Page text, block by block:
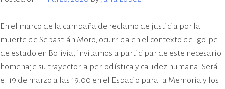
al
que
reivindicó
el
genocidio
En el marco de la campaña de reclamo de justicia por la
muerte de Sebastián Moro, ocurrida en el contexto del golpe
de estado en Bolivia, invitamos a participar de este necesario
homenaje su trayectoria periodística y calidez humana. Será
el 19 de marzo a las 19:00 en el Espacio para la Memoria y los